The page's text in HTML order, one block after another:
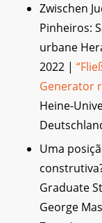
Zwischen
Pinheiros:
urbane
2022 |
Generator
Heine-
Uma
Graduate
George